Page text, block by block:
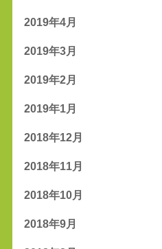
2019年4月
2019年3月
2019年2月
2019年1月
2018年12月
2018年11月
2018年10月
2018年9月